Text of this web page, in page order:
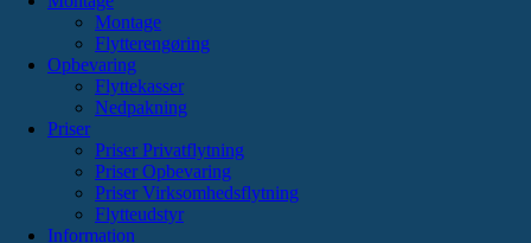
Montage
Flytterengøring
Opbevaring
Flyttekasser
Nedpakning
Priser
Priser Privatflytning
Priser Opbevaring
Priser Virksomhedsflytning
Flytteudstyr
Information